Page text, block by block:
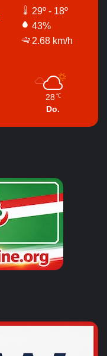
29º - 18º
43%
2.68 km/h
28 ℃
Do.